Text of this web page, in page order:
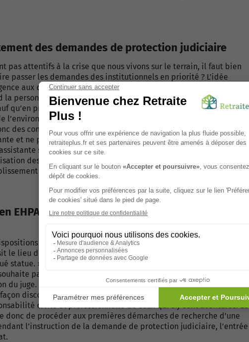
des demandes de protection judiciaire
pas attentifs à la crise que nous vivons sur le terrain, il faut bien
passer les demandes des institutionnels en priorité ? L’idée
aux demandes de mesure de protection judiciaire faites par
la personne est encore hospitalisée, afin de libérer rapidement
qu’en pratique, l’hôpital demeure l’option la plus rassurante
l’environnement médicalisé et de la prise en charge
des considérations économiques et pratiques : il faut laisser
et ne pas le transformer en service hôtelier pour une partie de
sociale, agacée par l’ampleur du phénomène. De l’autre,
des personnes. Au milieu, la solution intermédiaire serait de
pour personne âgée dans l’attente d’une décision de
EHPA avant la décision de protection
légales. En effet, l’article 459-2 du code civil dispose
le lieu de sa résidence (…) en cas de difficulté, le juge ou le
statue. » Cela signifie que le respect du choix de la personne
pas entrer en établissement, il n’est pas possible de l’y
du juge. Dans certains cas, la personne âgée présente des
discontinue et son placement en institution, sans accord du
civile et professionnelle de ceux qui s’y sont aventurés. Le
de procéder aux premières démarches de recherche d’une
l’instruction de la demande de protection judiciaire, l’entrée